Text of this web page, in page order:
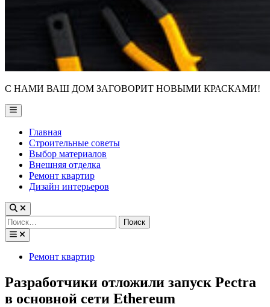
С НАМИ ВАШ ДОМ ЗАГОВОРИТ НОВЫМИ КРАСКАМИ!
Main
Menu
Главная
Строительные советы
Выбор материалов
Внешняя отделка
Ремонт квартир
Дизайн интерьеров
Найти:
PostedРемонт квартир
Разработчики отложили запуск Pectra
в основной сети Ethereum